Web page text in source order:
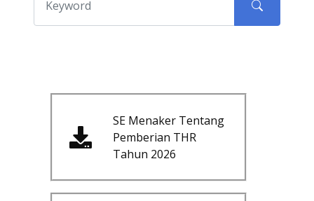
SE Menaker Tentang
Pemberian THR
Tahun 2026